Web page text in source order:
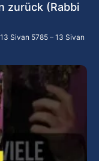
zurück (Rabbi
Sivan 5785 – 13 Sivan